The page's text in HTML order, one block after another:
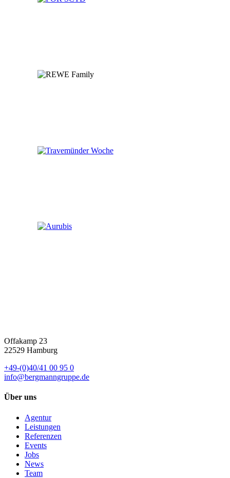
Offakamp 23
22529 Hamburg
+49-(0)40/41 00 95 0
info@bergmanngruppe.de
Über uns
Agentur
Leistungen
Referenzen
Events
Jobs
News
Team